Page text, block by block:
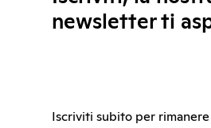
newsletter ti
Iscriviti subito per